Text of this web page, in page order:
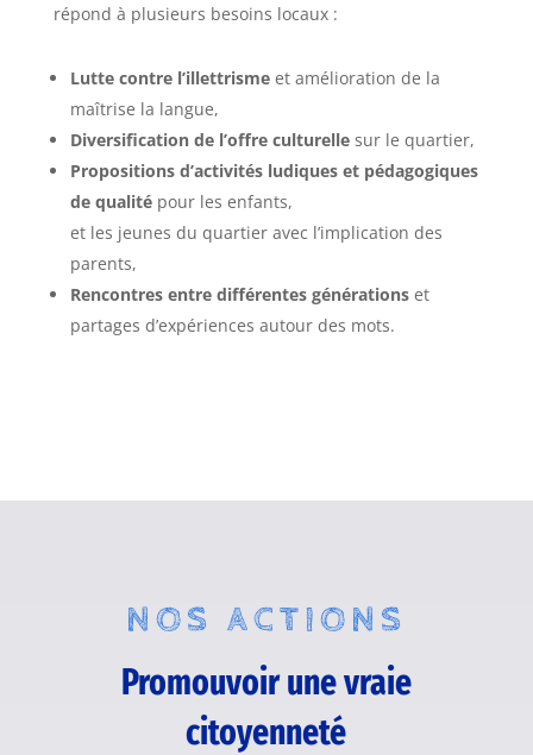
répond à plusieurs besoins locaux :
Lutte contre l’illettrismeet amélioration de la
maîtrise la langue,
Diversification de l’offre culturellesur le quartier,
Propositions d’activités ludiques et pédagogiques
de qualitépour les enfants,
et les jeunes du quartier avec l’implication des
parents,
Rencontres entre différentes générationset
partages d’expériences autour des mots.
NOS ACTIONS
Promouvoir une vraie
citoyenneté